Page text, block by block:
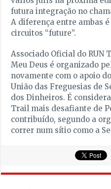
futura integração no
A diferença entre ambas
circuitos “future”.
Associado Oficial do RUN
Meu Deus é organizado
novamente com o apoio
União das Freguesias de
dos Dinheiros. É
Trail mais desafiante de
contribuído, segundo a
correr num sítio como a